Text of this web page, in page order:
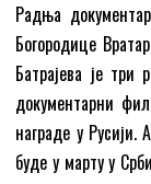
Радња
Богородице
Батрајева је
документарни
награде у Русији.
буде у марту у